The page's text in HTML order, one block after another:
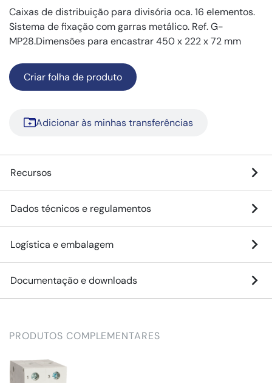
Caixas de distribuição para divisória oca. 16 elementos.
Sistema de fixação com garras metálico. Ref. G-
MP28.Dimensões para encastrar 450 x 222 x 72 mm
Criar folha de produto
Adicionar às minhas transferências
Recursos
Dados técnicos e regulamentos
Logística e embalagem
Documentação e downloads
PRODUTOS COMPLEMENTARES